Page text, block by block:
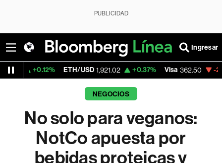
PUBLICIDAD
Ingresar
ETH/USD 1,921.02 +0.37% Visa 362.50 -2.15%
NEGOCIOS
No solo para veganos:
NotCo apuesta por
bebidas proteicas y